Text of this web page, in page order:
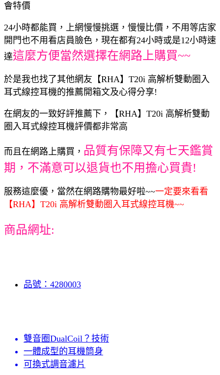
會特價
24小時都能買，上網慢慢挑選，慢慢比價，不用等店家
開門也不用看店員臉色，現在都有24小時或是12小時速
達這麼方便當然選擇在網路上購買~~
於是我也找了其他網友【RHA】T20i 高解析雙動圈入
耳式線控耳機的推薦開箱文及心得分享!
在網友的一致好評推薦下，【RHA】T20i 高解析雙動
圈入耳式線控耳機評價都非常高
而且在網路上購買， 品質有保障又有七天鑑賞
期，不滿意可以退貨也不用擔心買貴!
服務這麼優，當然在網路購物最好啦~~一定要來看看
【RHA】T20i 高解析雙動圈入耳式線控耳機~~
商品網址:
品號：4280003
雙音圈DualCoil？技術
一體成型的耳機筒身
可換式調音濾片